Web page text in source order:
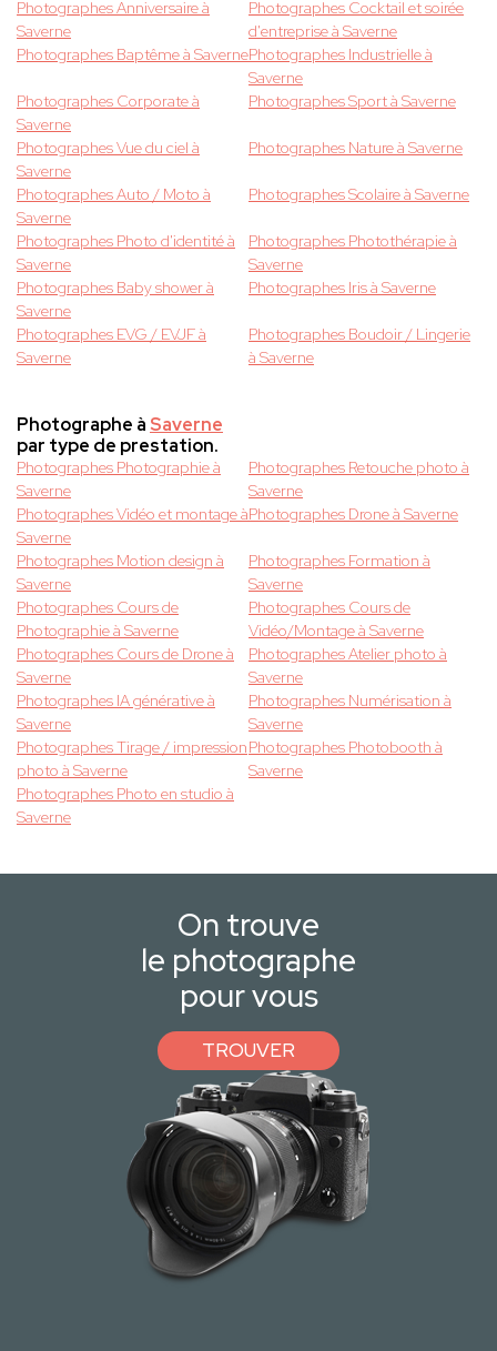
Photographes Anniversaire à
Saverne
Photographes Cocktail et soirée
d'entreprise à Saverne
Photographes Baptême à SavernePhotographes Industrielle à
Saverne
Photographes Corporate à
Saverne
Photographes Sport à Saverne
Photographes Vue du ciel à
Saverne
Photographes Nature à Saverne
Photographes Auto / Moto à
Saverne
Photographes Scolaire à Saverne
Photographes Photo d'identité à
Saverne
Photographes Photothérapie à
Saverne
Photographes Baby shower à
Saverne
Photographes Iris à Saverne
Photographes EVG / EVJF à
Saverne
Photographes Boudoir / Lingerie
à Saverne
Photographe à Saverne
par type de prestation.
Photographes Photographie à
Saverne
Photographes Retouche photo à
Saverne
Photographes Vidéo et montage à
Saverne
Photographes Drone à Saverne
Photographes Motion design à
Saverne
Photographes Formation à
Saverne
Photographes Cours de
Photographie à Saverne
Photographes Cours de
Vidéo/Montage à Saverne
Photographes Cours de Drone à
Saverne
Photographes Atelier photo à
Saverne
Photographes IA générative à
Saverne
Photographes Numérisation à
Saverne
Photographes Tirage / impression
photo à Saverne
Photographes Photobooth à
Saverne
Photographes Photo en studio à
Saverne
On trouve
le photographe
pour vous
TROUVER